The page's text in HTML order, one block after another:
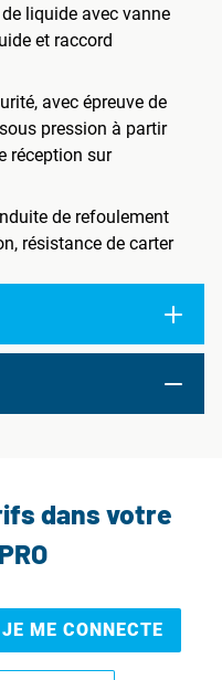
liquide avec vanne
et raccord
avec épreuve de
pression à partir
réception sur
de refoulement
résistance de carter
dans votre
ME CONNECTE